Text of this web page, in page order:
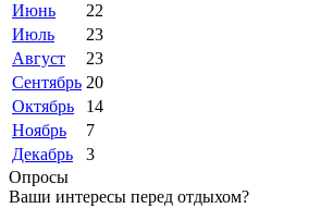
Июнь
22
Июль
23
Август
23
Сентябрь 20
Октябрь
14
Ноябрь
7
Декабрь
3
Опросы
Ваши интересы перед отдыхом?